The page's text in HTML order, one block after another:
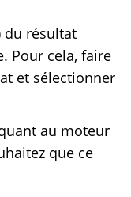
du résultat
Pour cela, faire
et sélectionner
au moteur
que ce